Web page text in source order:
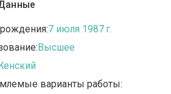
7 июля 1987 г.
Высшее
варианты работы: